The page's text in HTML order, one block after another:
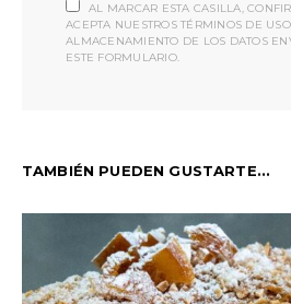
AL MARCAR ESTA CASILLA,
ACEPTA NUESTROS TÉRMINOS DE
ALMACENAMIENTO DE LOS DATOS
ESTE FORMULARIO.
TAMBIÉN PUEDEN GUSTARTE...